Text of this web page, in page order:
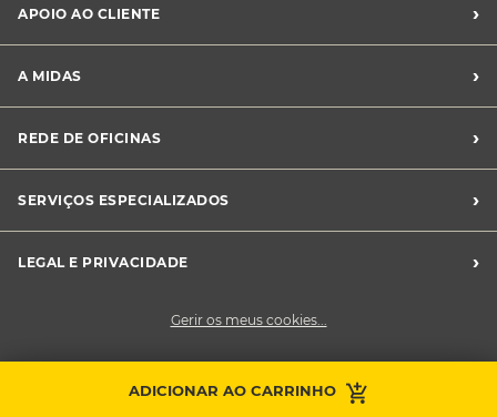
ADICIONAR AO CARRINHO
Franchising Midas
APOIO AO CLIENTE ›
Livro de Reclamações
Canal de Denúncias
Perguntas Frequentes
A MIDAS ›
Sustentabilidade
Notícias Midas
REDE DE OFICINAS ›
SERVIÇOS ESPECIALIZADOS
›
LEGAL E PRIVACIDADE
›
Cookies
Gerir os meus cookies...
Faça uma marcação
Contacte a sua
oficina